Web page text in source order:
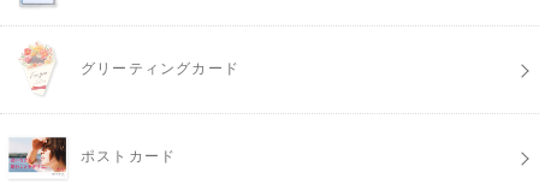
グリーティングカード
ポストカード